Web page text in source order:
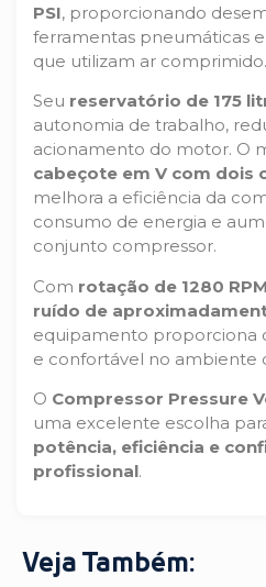
PSI, proporcionando
ferramentas pneumáticas
que utilizam ar comprimido.
Seu reservatório de 175
autonomia de trabalho,
acionamento do motor. O
cabeçote em V com dois
melhora a eficiência da
consumo de energia e
conjunto compressor.
Com rotação de 1280 RPM
ruído de
equipamento proporciona
e confortável no ambiente
O Compressor Pressure
uma excelente escolha
potência, eficiência e
profissional.
Veja Também: